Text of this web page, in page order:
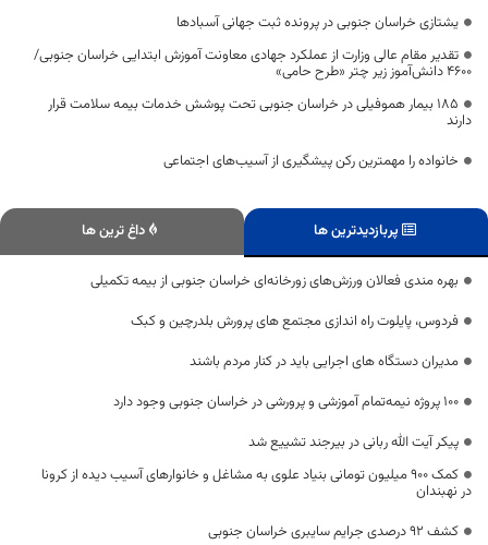
یشتازی خراسان جنوبی در پرونده ثبت جهانی آسبادها
تقدیر مقام عالی وزارت از عملکرد جهادی معاونت آموزش ابتدایی خراسان جنوبی/
۴۶۰۰ دانش‌آموز زیر چتر «طرح حامی»
۱۸۵ بیمار هموفیلی در خراسان جنوبی تحت پوشش خدمات بیمه سلامت قرار
دارند
خانواده را مهمترین رکن پیشگیری از آسیب‌های اجتماعی
پربازدیدترین ها داغ ترین ها
بهره مندی فعالان ورزش‌های زورخانه‌ای خراسان جنوبی از بیمه تکمیلی
فردوس، پایلوت راه اندازی مجتمع های پرورش بلدرچین و کبک
مدیران دستگاه های اجرایی باید در کنار مردم باشند
۱۰۰ پروژه نیمه‌تمام آموزشی و پرورشی در خراسان جنوبی وجود دارد
پیکر آیت الله ربانی در بیرجند تشییع شد
کمک 900 میلیون تومانی بنیاد علوی به مشاغل و خانوارهای آسیب دیده از کرونا
در نهبندان
کشف ۹۲ درصدی جرایم سایبری خراسان جنوبی